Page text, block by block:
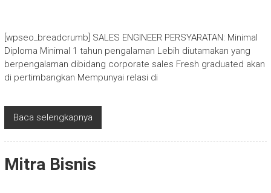
[wpseo_breadcrumb] SALES ENGINEER PERSYARATAN: Minimal
Diploma Minimal 1 tahun pengalaman Lebih diutamakan yang
berpengalaman dibidang corporate sales Fresh graduated akan
di pertimbangkan Mempunyai relasi di
Baca selengkapnya
Mitra Bisnis